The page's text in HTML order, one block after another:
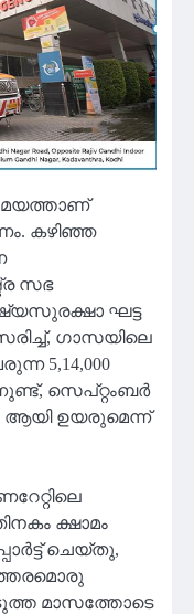
കഴിഞ്ഞ
സഭ
ഘട്ട
ഗാസയിലെ
5,14,000
സെപ്റ്റംബർ
ആയി ഉയരുമെന്ന്
ക്ഷാമം
ചെയ്തു,
മാസത്തോടെ